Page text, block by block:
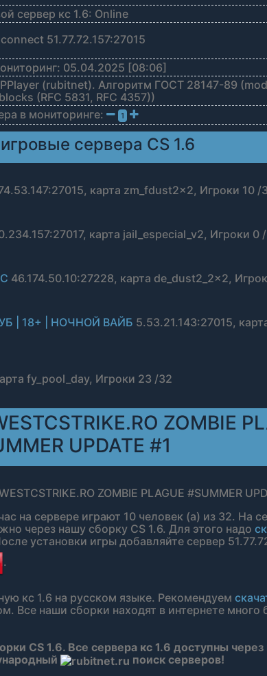
сервер кс 1.6: Online
connect 51.77.72.157:27015
05.04.2025 [08:06]
(rubitnet). Алгоритм ГОСТ 28147-89
(RFC 5831, RFC 4357))
в мониторинге:
1
сервера CS 1.6
карта zm_fdust2x2, Игроки 10 /
карта jail_especial_v2, Игроки 0
46.174.50.10:27228, карта de_dust2_2x2,
| 18+ | НОЧНОЙ ВАЙБ 5.53.21.143:27015,
fy_pool_day, Игроки 23 /32
ZOMBIE
UPDATE #1
ZOMBIE PLAGUE #SUMMER
на сервере играют 10 человек (а) из 32. На
через нашу сборку CS 1.6. Для этого надо
установки игры добавляйте сервер
.
кс 1.6 на русском языке. Рекомендуем
Все наши сборки находят в интернете много
CS 1.6. Все сервера кс 1.6 доступны через
поиск серверов!